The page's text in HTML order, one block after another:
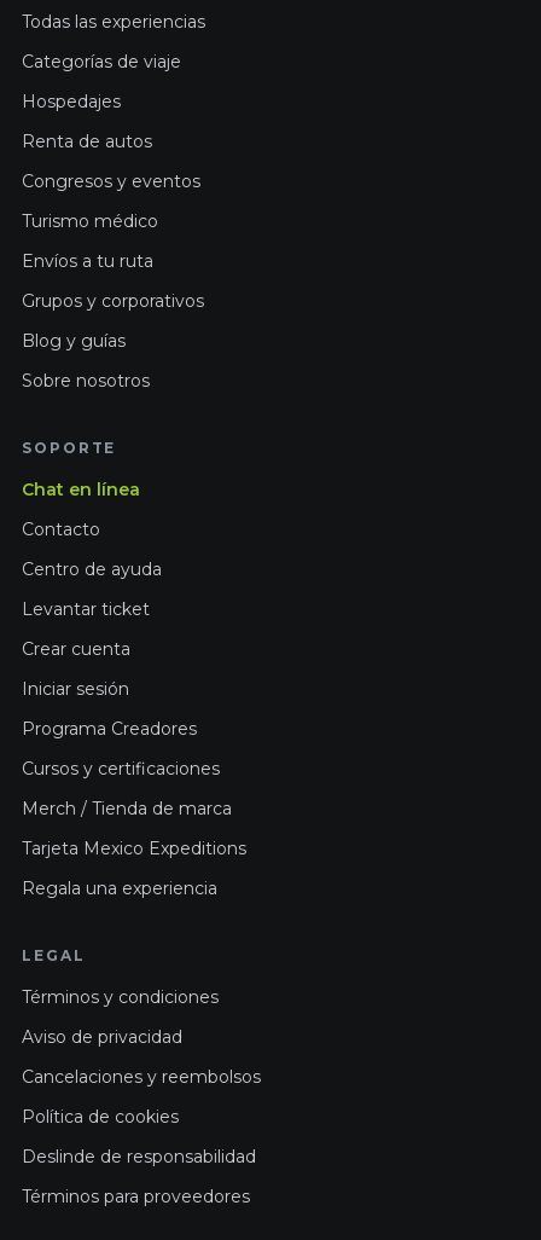
Todas las experiencias
Categorías de viaje
Hospedajes
Renta de autos
Congresos y eventos
Turismo médico
Envíos a tu ruta
Grupos y corporativos
Blog y guías
Sobre nosotros
SOPORTE
Chat en línea
Contacto
Centro de ayuda
Levantar ticket
Crear cuenta
Iniciar sesión
Programa Creadores
Cursos y certificaciones
Merch / Tienda de marca
Tarjeta Mexico Expeditions
Regala una experiencia
LEGAL
Términos y condiciones
Aviso de privacidad
Cancelaciones y reembolsos
Política de cookies
Deslinde de responsabilidad
Términos para proveedores